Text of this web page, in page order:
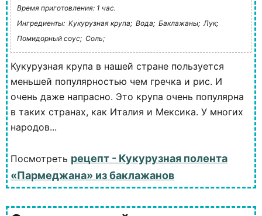
Время приготовления: 1 час.
Ингредиенты: Кукурузная крупа; Вода; Баклажаны; Лук;
Помидорный соус; Соль;
Кукурузная крупа в нашей стране пользуется
меньшей популярностью чем гречка и рис. И
очень даже напрасно. Это крупа очень популярна
в таких странах, как Италия и Мексика. У многих
народов...
Посмотреть рецепт - Кукурузная полента
«Пармеджана» из баклажанов